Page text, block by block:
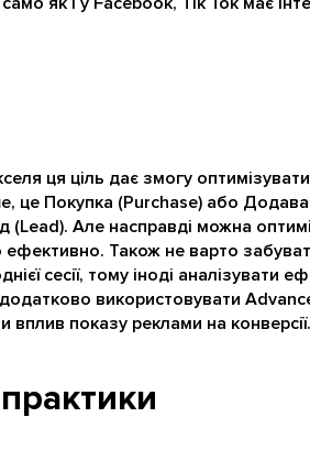
ця ціль дає змогу
це Покупка (Purchase) або
(Lead). Але насправді можна
Також не варто
сесії, тому іноді аналізувати
використовувати
вплив показу реклами на конверсії.